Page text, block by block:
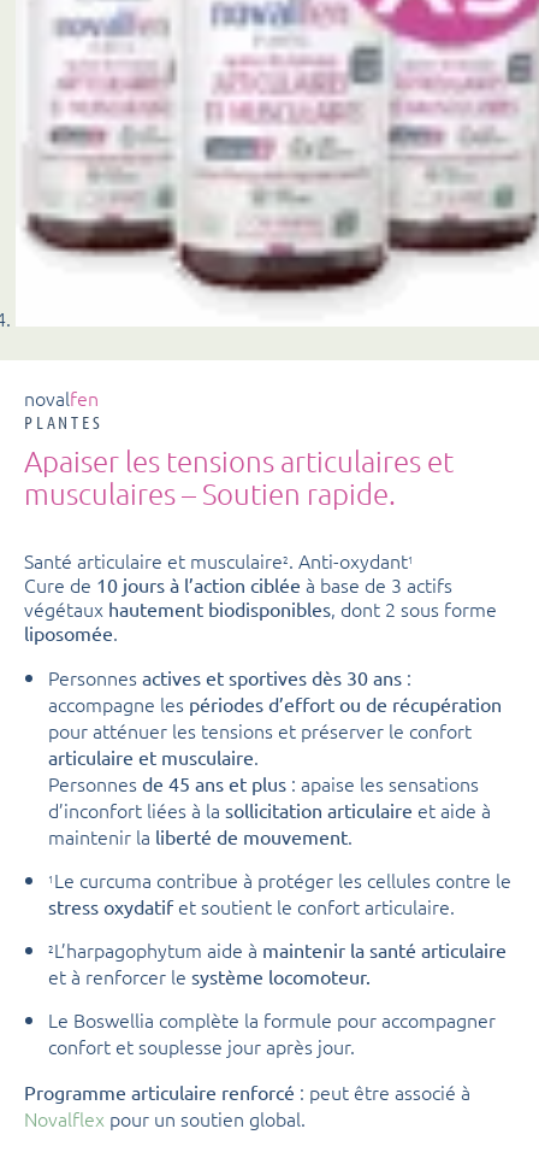
novalfen
PLANTES
Apaiser les tensions articulaires et
musculaires – Soutien rapide.
Santé articulaire et musculaire2. Anti-oxydant1
Cure de 10 jours à l’action ciblée à base de 3 actifs
végétaux hautement biodisponibles, dont 2 sous forme
liposomée.
Personnes actives et sportives dès 30 ans :
accompagne les périodes d’effort ou de récupération
pour atténuer les tensions et préserver le confort
articulaire et musculaire.
Personnes de 45 ans et plus : apaise les sensations
d’inconfort liées à la sollicitation articulaire et aide à
maintenir la liberté de mouvement.
1 Le curcuma contribue à protéger les cellules contre le
stress oxydatifet soutient le confort articulaire.
2L’harpagophytum aide à maintenir la santé articulaire
et à renforcer le système locomoteur.
Le Boswellia complète la formule pour accompagner
confort et souplesse jour après jour.
Programme articulaire renforcé : peut être associé à
Novalflex pour un soutien global.